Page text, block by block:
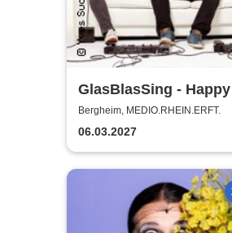
GlasBlasSing -
Bergheim, MEDIO.RHEIN.ERFT.
06.03.2027